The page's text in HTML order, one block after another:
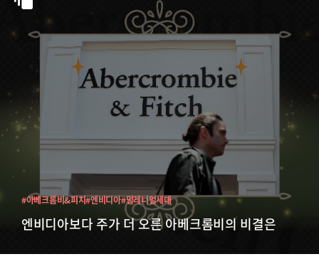
엔비디아보다 주가 더 오른 아베크롬비의 비결은
#아베크롬비&피치#엔비디아#밀레니얼세대